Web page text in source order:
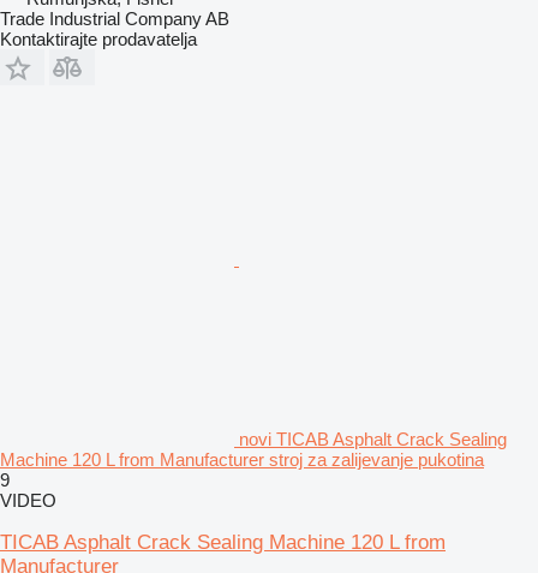
Trade Industrial Company AB
Kontaktirajte prodavatelja
novi TICAB Asphalt Crack Sealing
Machine 120 L from Manufacturer stroj za zalijevanje pukotina
9
VIDEO
TICAB Asphalt Crack Sealing Machine 120 L from
Manufacturer